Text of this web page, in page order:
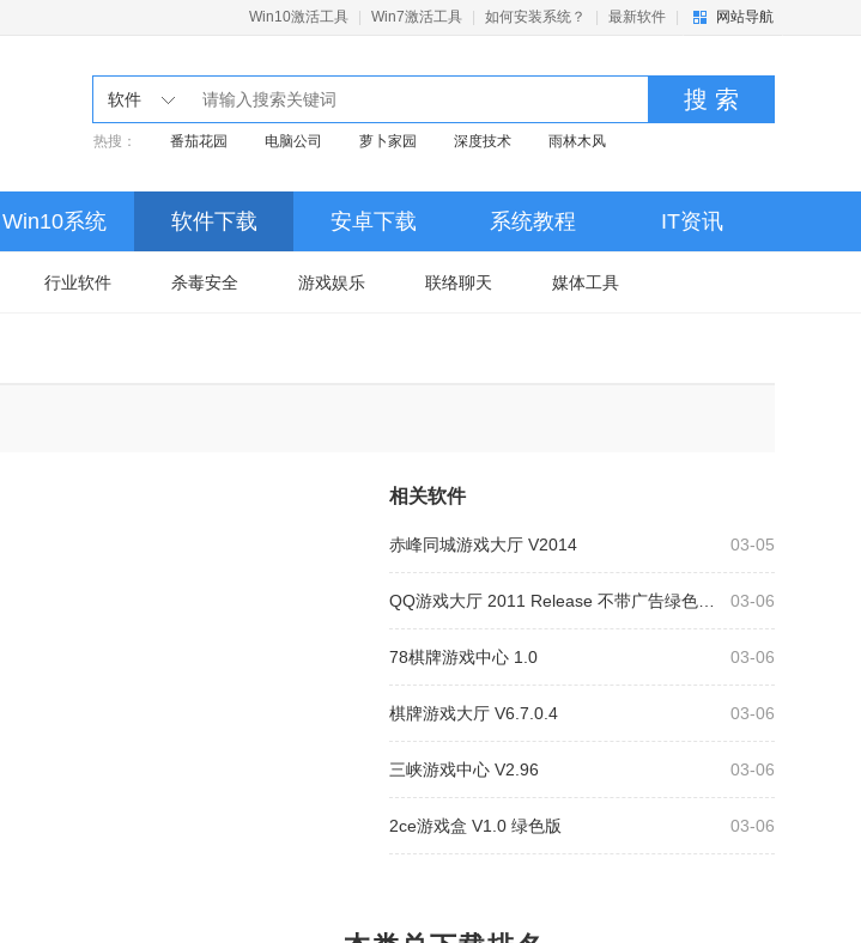
Win10激活工具 Win7激活工具 如何安装系统？ 最新软件 网站导航
软件 搜 索
热搜： 番茄花园 电脑公司 萝卜家园 深度技术 雨林木风
Win10系统 软件下载 安卓下载 系统教程 IT资讯
行业软件 杀毒安全 游戏娱乐 联络聊天 媒体工具
相关软件
03-05
赤峰同城游戏大厅 V2014
03-06
03-06
78棋牌游戏中心 1.0
03-06
棋牌游戏大厅 V6.7.0.4
03-06
三峡游戏中心 V2.96
03-06
2ce游戏盒 V1.0 绿色版